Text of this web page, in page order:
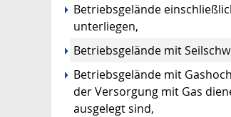
Betriebsgelände
unterliegen,
Betriebsgelände mit
Betriebsgelände mit
der Versorgung mit Gas
ausgelegt sind,